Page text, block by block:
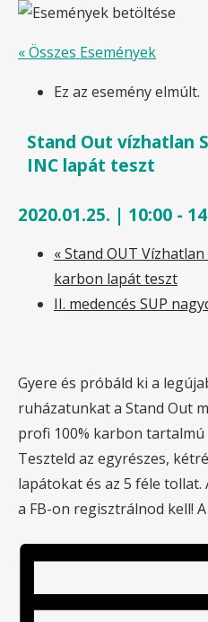
« Összes Események
Ez az esemény elmúlt.
Stand Out vízhatlan
INC lapát teszt
2020.01.25. | 10:00 -
«Stand OUT Vízhatlan
karbon lapát teszt
II. medencés SUP
Gyere és próbáld ki a
ruházatunkat a Stand Out
profi 100% karbon tartalmú
Teszteld az egyrészes,
lapátokat és az 5 féle tollat.
a FB-on regisztrálnod kell!